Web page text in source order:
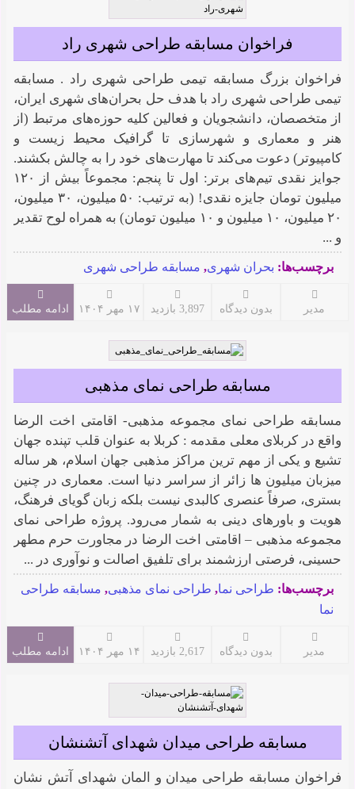
فراخوان مسابقه طراحی شهری راد
فراخوان بزرگ مسابقه تیمی طراحی شهری راد . مسابقه
تیمی طراحی شهری راد با هدف حل بحران‌های شهری ایران،
از متخصصان، دانشجویان و فعالین کلیه حوزه‌های مرتبط (از
هنر و معماری و شهرسازی تا گرافیک محیط زیست و
کامپیوتر) دعوت می‌کند تا مهارت‌های خود را به چالش بکشند.
جوایز نقدی تیم‌های برتر: اول تا پنجم: مجموعاً بیش از ۱۲۰
میلیون تومان جایزه نقدی! (به ترتیب: ۵۰ میلیون، ۳۰ میلیون،
۲۰ میلیون، ۱۰ میلیون و ۱۰ میلیون تومان) به همراه لوح تقدیر
و ...
برچسب‌ها: بحران شهری, مسابقه طراحی شهری
مدیر بدون دیدگاه 3,897 بازدید ۱۷ مهر ۱۴۰۴ ادامه مطلب
مسابقه طراحی نمای مذهبی
مسابقه طراحی نمای مجموعه مذهبی- اقامتی اخت الرضا
واقع در کربلای معلی مقدمه : کربلا به عنوان قلب تپنده جهان
تشیع و یکی از مهم ترین مراکز مذهبی جهان اسلام، هر ساله
میزبان میلیون ها زائر از سراسر دنیا است. معماری در چنین
بستری، صرفاً عنصری کالبدی نیست بلکه زبان گویای فرهنگ،
هویت و باورهای دینی به شمار می‌رود. پروژه طراحی نمای
مجموعه مذهبی – اقامتی اخت الرضا در مجاورت حرم مطهر
حسینی، فرصتی ارزشمند برای تلفیق اصالت و نوآوری در ...
برچسب‌ها: طراحی نما, طراحی نمای مذهبی, مسابقه طراحی
نما
مدیر بدون دیدگاه 2,617 بازدید ۱۴ مهر ۱۴۰۴ ادامه مطلب
مسابقه طراحی میدان شهدای آتشنشان
فراخوان مسابقه طراحی میدان و المان شهدای آتش نشان